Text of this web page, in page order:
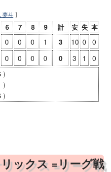
夢斗 】
6 7 8 9 計 安 失 本
0 0 0 1 3 10 0
0
0 0 0 0 0 3 1
0
ックス =リーグ戦